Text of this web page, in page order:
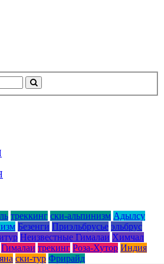
треккинг ски-альпинизм Адылcу
Безенги Приэльбрусье эльбрус
Неизвестные Гималаи Химчал
Гималаи трекинг Роза-Хутор Индия
ски-тур Фрирайд